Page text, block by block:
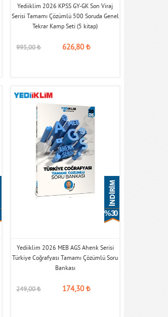
Yediiklim 2026 KPSS GY-GK Son Viraj
Serisi Tamamı Çözümlü 500 Soruda Genel
Tekrar Kamp Seti (5 kitap)
995,00₺ 626,80₺
% 30
Yediiklim 2026 MEB AGS Ahenk Serisi
Türkiye Coğrafyası Tamamı Çözümlü Soru
Bankası
249,00₺ 174,30₺